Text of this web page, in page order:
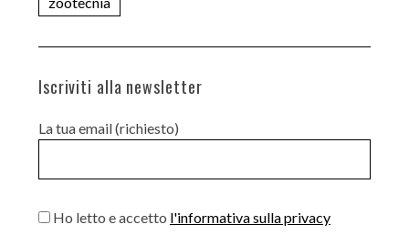
Iscriviti alla newsletter
La tua email (richiesto)
Ho letto e accetto l'informativa sulla privacy